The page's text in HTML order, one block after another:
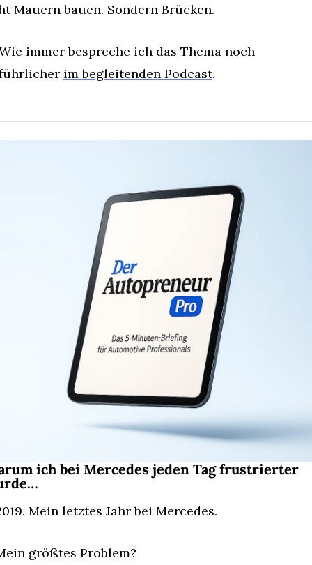
Mauern bauen. Sondern Brücken.
immer bespreche ich das Thema noch
im begleitenden Podcast.
ich bei Mercedes jeden Tag frustrierter
Mein letztes Jahr bei Mercedes.
größtes Problem?